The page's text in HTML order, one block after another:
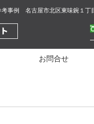
事例 名古屋市北区東味鋺１
お問合せ